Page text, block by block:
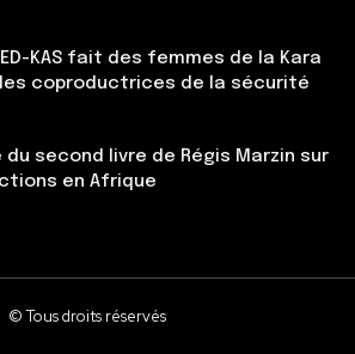
KAS fait des femmes de la Kara
coproductrices de la sécurité
second livre de Régis Marzin sur
en Afrique
© Tous droits réservés